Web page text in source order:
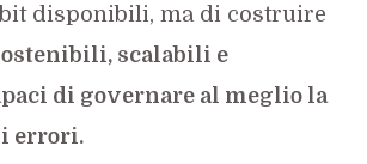
disponibili, ma di costruire
scalabili e
di governare al meglio la
errori.